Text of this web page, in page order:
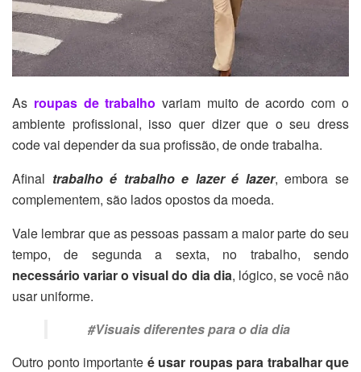
As roupas de trabalho variam muito de acordo com o
ambiente profissional, isso quer dizer que o seu dress
code vai depender da sua profissão, de onde trabalha.
Afinal trabalho é trabalho e lazer é lazer, embora se
complementem, são lados opostos da moeda.
Vale lembrar que as pessoas passam a maior parte do seu
tempo, de segunda a sexta, no trabalho, sendo
necessário variar o visual do dia dia, lógico, se você não
usar uniforme.
#Visuais diferentes para o dia dia
Outro ponto importante é usar roupas para trabalhar que